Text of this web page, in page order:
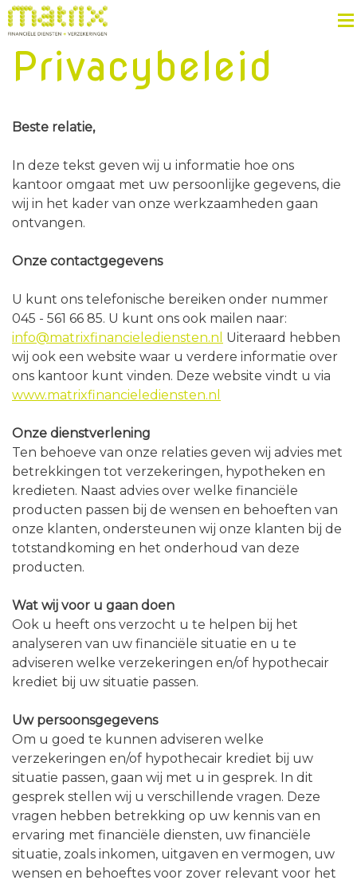
Privacybeleid
Beste relatie,
In deze tekst geven wij u informatie hoe ons
kantoor omgaat met uw persoonlijke gegevens, die
wij in het kader van onze werkzaamheden gaan
ontvangen.
Onze contactgegevens
U kunt ons telefonische bereiken onder nummer
045 - 561 66 85. U kunt ons ook mailen naar:
info@matrixfinancielediensten.nl Uiteraard hebben
wij ook een website waar u verdere informatie over
ons kantoor kunt vinden. Deze website vindt u via
www.matrixfinancielediensten.nl
Onze dienstverlening
Ten behoeve van onze relaties geven wij advies met
betrekkingen tot verzekeringen, hypotheken en
kredieten. Naast advies over welke financiële
producten passen bij de wensen en behoeften van
onze klanten, ondersteunen wij onze klanten bij de
totstandkoming en het onderhoud van deze
producten.
Wat wij voor u gaan doen
Ook u heeft ons verzocht u te helpen bij het
analyseren van uw financiële situatie en u te
adviseren welke verzekeringen en/of hypothecair
krediet bij uw situatie passen.
Uw persoonsgegevens
Om u goed te kunnen adviseren welke
verzekeringen en/of hypothecair krediet bij uw
situatie passen, gaan wij met u in gesprek. In dit
gesprek stellen wij u verschillende vragen. Deze
vragen hebben betrekking op uw kennis van en
ervaring met financiële diensten, uw financiële
situatie, zoals inkomen, uitgaven en vermogen, uw
wensen en behoeftes voor zover relevant voor het